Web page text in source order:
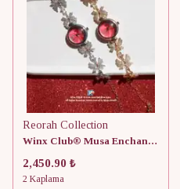
Reorah Collection
Winx Club® Musa Enchantix Saat
2,450.90 ₺
2 Kaplama